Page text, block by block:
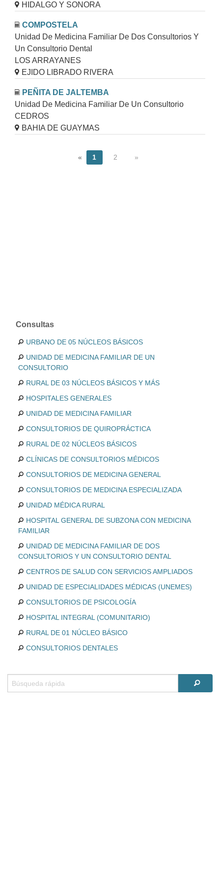
HIDALGO Y SONORA
COMPOSTELA
Unidad De Medicina Familiar De Dos Consultorios Y
Un Consultorio Dental
LOS ARRAYANES
EJIDO LIBRADO RIVERA
PEÑITA DE JALTEMBA
Unidad De Medicina Familiar De Un Consultorio
CEDROS
BAHIA DE GUAYMAS
« 1 2 »
Consultas
URBANO DE 05 NÚCLEOS BÁSICOS
UNIDAD DE MEDICINA FAMILIAR DE UN
CONSULTORIO
RURAL DE 03 NÚCLEOS BÁSICOS Y MÁS
HOSPITALES GENERALES
UNIDAD DE MEDICINA FAMILIAR
CONSULTORIOS DE QUIROPRÁCTICA
RURAL DE 02 NÚCLEOS BÁSICOS
CLÍNICAS DE CONSULTORIOS MÉDICOS
CONSULTORIOS DE MEDICINA GENERAL
CONSULTORIOS DE MEDICINA ESPECIALIZADA
UNIDAD MÉDICA RURAL
HOSPITAL GENERAL DE SUBZONA CON MEDICINA
FAMILIAR
UNIDAD DE MEDICINA FAMILIAR DE DOS
CONSULTORIOS Y UN CONSULTORIO DENTAL
CENTROS DE SALUD CON SERVICIOS AMPLIADOS
UNIDAD DE ESPECIALIDADES MÉDICAS (UNEMES)
CONSULTORIOS DE PSICOLOGÍA
HOSPITAL INTEGRAL (COMUNITARIO)
RURAL DE 01 NÚCLEO BÁSICO
CONSULTORIOS DENTALES